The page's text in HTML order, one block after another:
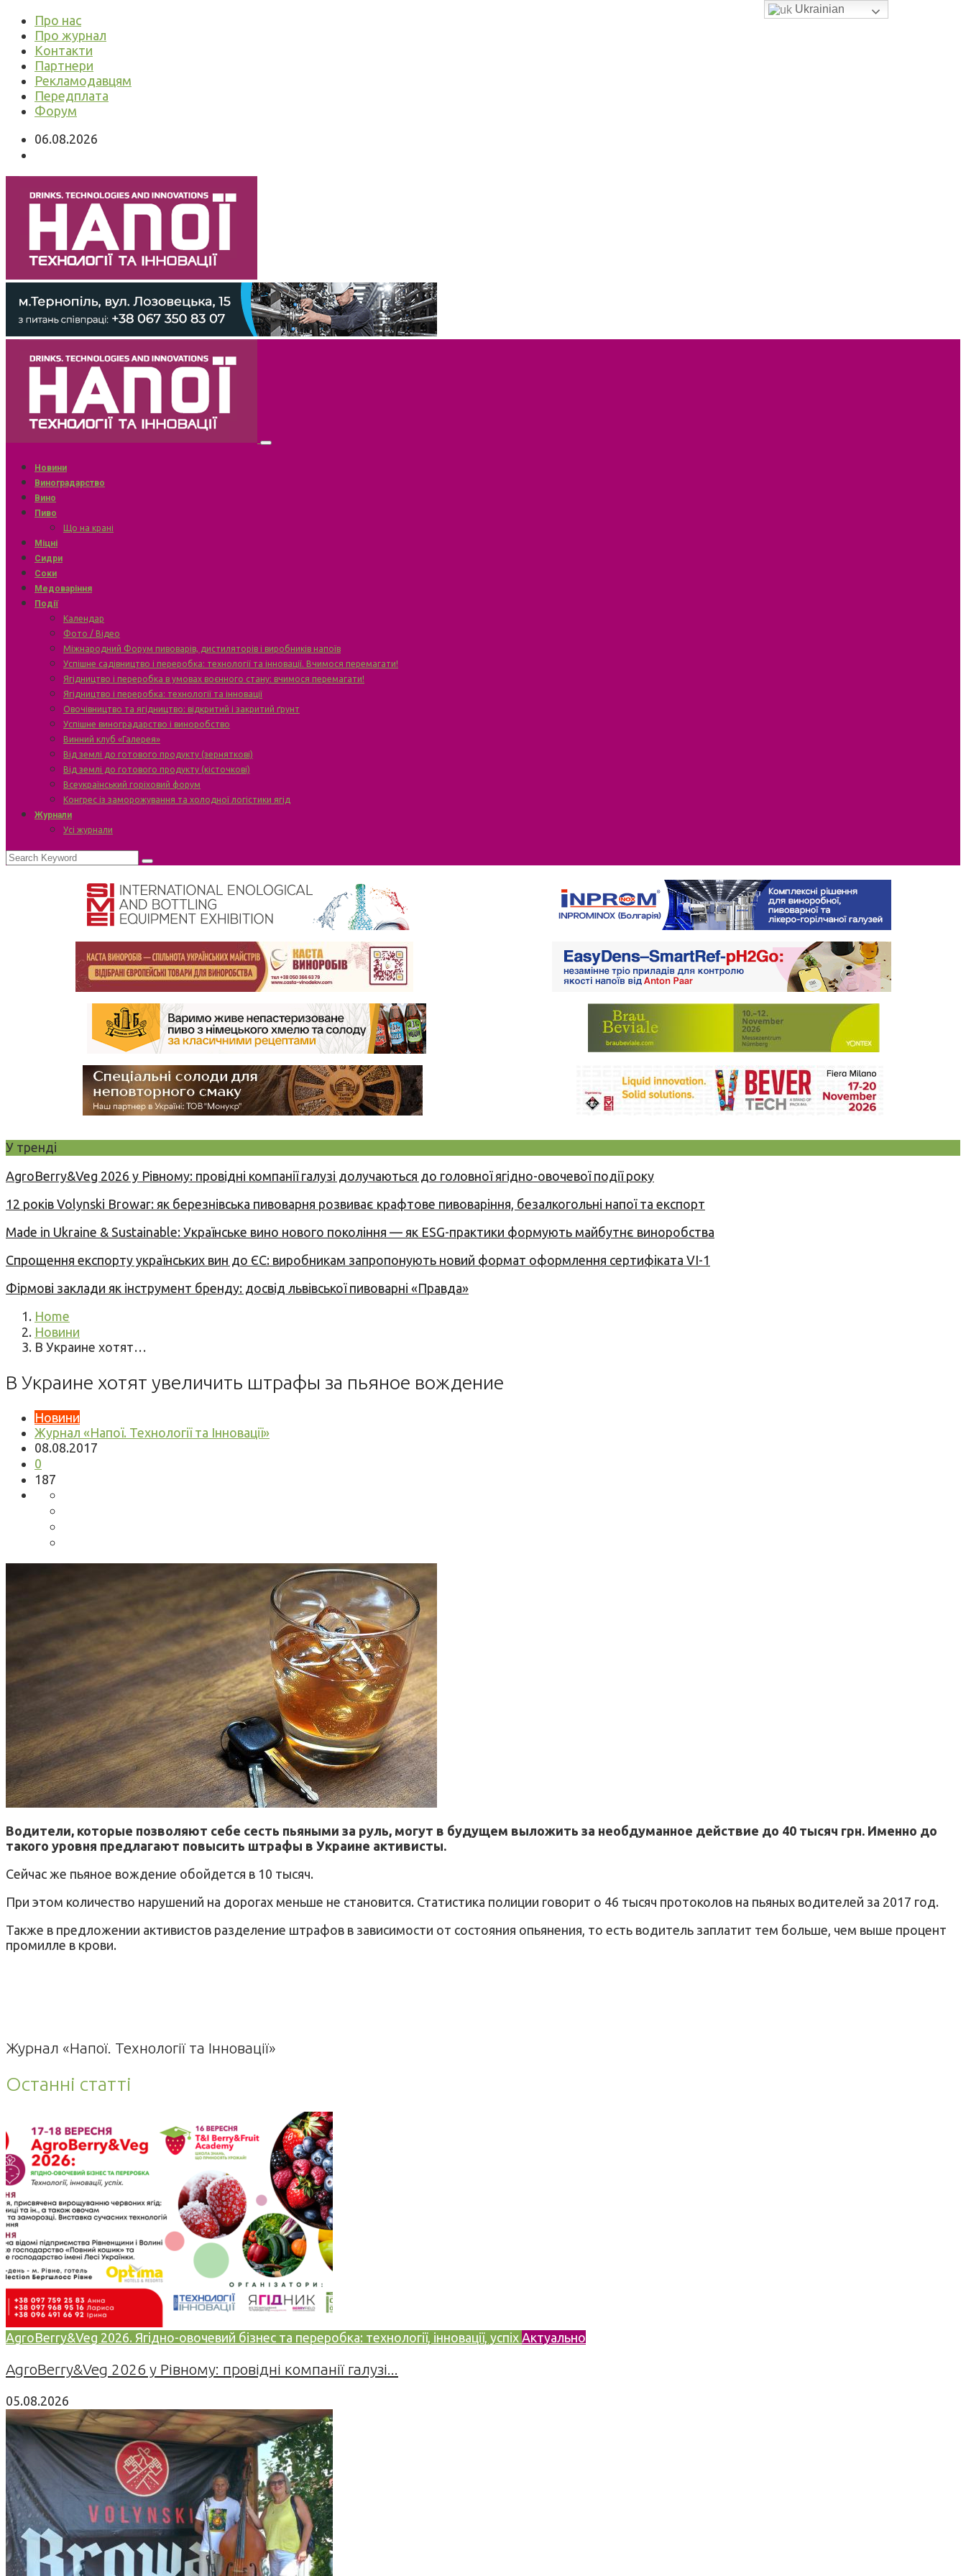
Про нас
Про журнал
Контакти
Партнери
Рекламодавцям
Передплата
Форум
06.08.2026
Новини
Виноградарство
Вино
Пиво
Що на крані
Міцні
Сидри
Соки
Медоваріння
Події
Календар
Фото / Відео
Міжнародний Форум пивоварів, дистиляторів і виробників напоїв
Успішне садівництво і переробка: технології та інновації. Вчимося перемагати!
Ягідництво і переробка в умовах воєнного стану: вчимося перемагати!
Ягідництво і переробка: технології та інновації
Овочівництво та ягідництво: відкритий і закритий ґрунт
Успішне виноградарство і виноробство
Винний клуб «Галерея»
Від землі до готового продукту (зерняткові)
Від землі до готового продукту (кісточкові)
Всеукраїнський горіховий форум
Конгрес із заморожування та холодної логістики ягід
Журнали
Усі журнали
У тренді
AgroBerry&Veg 2026 у Рівному: провідні компанії галузі долучаються до головної ягідно-овочевої події року
12 років Volynski Browar: як березнівська пивоварня розвиває крафтове пивоваріння, безалкогольні напої та експорт
Made in Ukraine & Sustainable: Українське вино нового покоління — як ESG-практики формують майбутнє виноробства
Спрощення експорту українських вин до ЄС: виробникам запропонують новий формат оформлення сертифіката VI-1
Фірмові заклади як інструмент бренду: досвід львівської пивоварні «Правда»
Home
Новини
В Украине хотят…
В Украине хотят увеличить штрафы за пьяное вождение
Новини
Журнал «Напої. Технології та Інновації»
08.08.2017
0
187
Водители, которые позволяют себе сесть пьяными за руль, могут в будущем выложить за необдуманное действие до 40 тысяч грн. Именно до
такого уровня предлагают повысить штрафы в Украине активисты.
Сейчас же пьяное вождение обойдется в 10 тысяч.
При этом количество нарушений на дорогах меньше не становится. Статистика полиции говорит о 46 тысяч протоколов на пьяных водителей за 2017 год.
Также в предложении активистов разделение штрафов в зависимости от состояния опьянения, то есть водитель заплатит тем больше, чем выше процент
промилле в крови.
Журнал «Напої. Технології та Інновації»
Останні статті
AgroBerry&Veg 2026. Ягідно-овочевий бізнес та переробка: технології, інновації, успіх Актуально
AgroBerry&Veg 2026 у Рівному: провідні компанії галузі...
05.08.2026
Ukrainian